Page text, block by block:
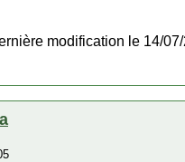
modification le 14/